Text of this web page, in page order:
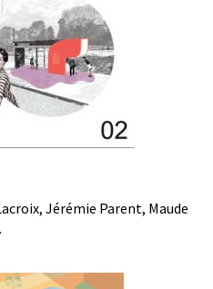
Jérémie Parent, Maude